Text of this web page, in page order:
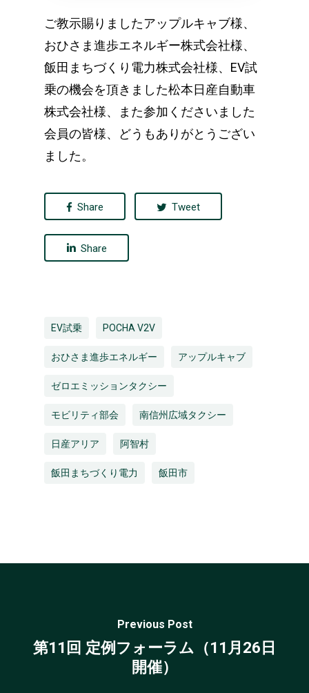
ご教示賜りましたアップルキャブ様、
おひさま進歩エネルギー株式会社様、
飯田まちづくり電力株式会社様、EV試
乗の機会を頂きました松本日産自動車
株式会社様、また参加くださいました
会員の皆様、どうもありがとうござい
ました。
Share Tweet
Share
EV試乗 POCHA V2V
おひさま進歩エネルギー アップルキャブ
ゼロエミッションタクシー
モビリティ部会 南信州広域タクシー
日産アリア 阿智村
飯田まちづくり電力 飯田市
Previous Post
第11回 定例フォーラム（11月26日
開催）